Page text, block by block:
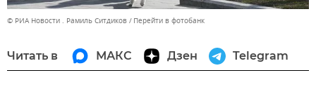
© РИА Новости . Рамиль Ситдиков Перейти в фотобанк
Читать в МАКС Дзен Telegram